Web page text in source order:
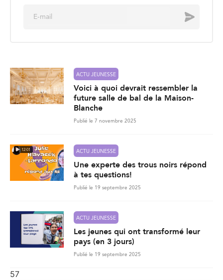
Envoyer
ACTU JEUNESSE
Voici à quoi devrait ressembler la
future salle de bal de la Maison-
Blanche
Publié le 7 novembre 2025
12:01 ACTU JEUNESSE
Une experte des trous noirs répond
à tes questions!
Publié le 19 septembre 2025
ACTU JEUNESSE
Les jeunes qui ont transformé leur
pays (en 3 jours)
Publié le 19 septembre 2025
57